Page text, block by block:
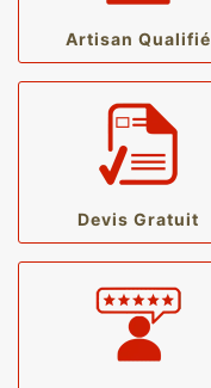
Artisan Qualifié
Devis Gratuit